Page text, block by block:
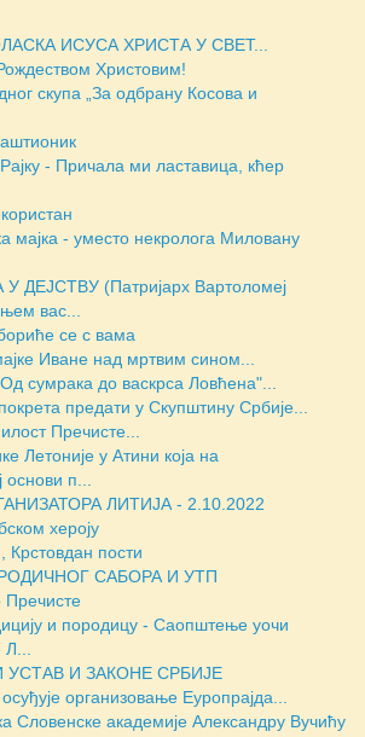
ИСУСА ХРИСТА У СВЕТ...
Христовим!
скупа „За одбрану Косова и
- Причала ми ластавица, кћер
мајка - уместо некролога Миловану
ДЕЈСТВУ (Патријарх Вартоломеј
вас...
се с вама
Иване над мртвим сином...
сумрака до васкрса Ловћена"...
предати у Скупштину Србије...
Пречисте...
Летоније у Атини која на
основи п...
ЛИТИЈА - 2.10.2022
хероју
Крстовдан пости
САБОРА И УТП
Пречисте
и породицу - Саопштење уочи
Л...
УСТАВ И ЗАКОНЕ СРБИЈЕ
организовање Еуропрајда...
Словенске академије Александру Вучићу